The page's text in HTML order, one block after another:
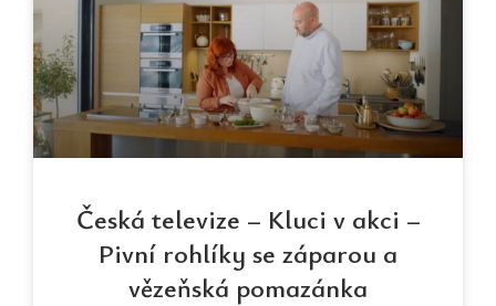
Česká televize – Kluci v akci –
Pivní rohlíky se záparou a
vězeňská pomazánka